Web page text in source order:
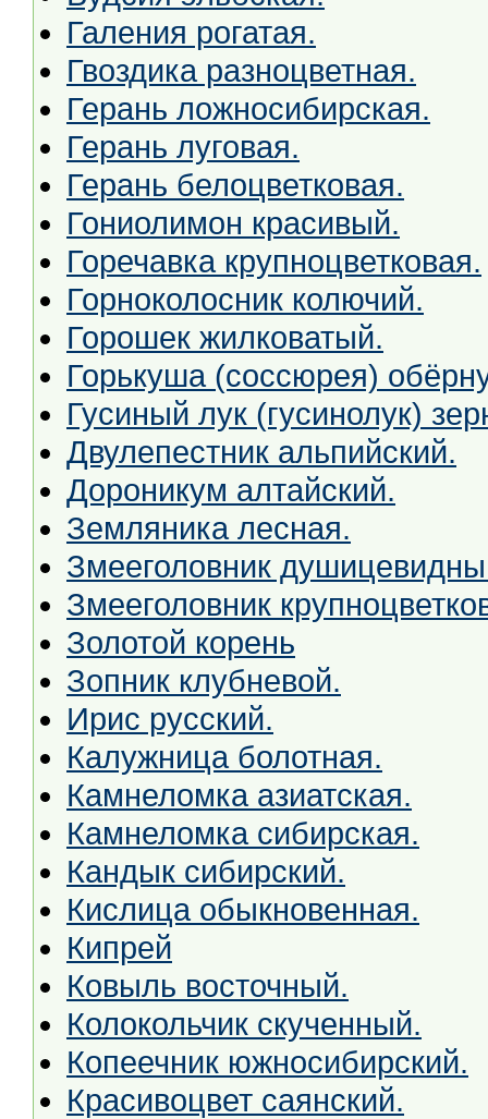
Галения рогатая.
Гвоздика разноцветная.
Герань ложносибирская.
Герань луговая.
Герань белоцветковая.
Гониолимон красивый.
Горечавка крупноцветковая.
Горноколосник колючий.
Горошек жилковатый.
Горькуша (соссюрея)
Гусиный лук (гусинолук)
Двулепестник альпийский.
Дороникум алтайский.
Земляника лесная.
Змееголовник
Змееголовник
Золотой корень
Зопник клубневой.
Ирис русский.
Калужница болотная.
Камнеломка азиатская.
Камнеломка сибирская.
Кандык сибирский.
Кислица обыкновенная.
Кипрей
Ковыль восточный.
Колокольчик скученный.
Копеечник южносибирский.
Красивоцвет саянский.